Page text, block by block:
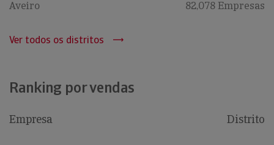
Aveiro 82,078 Empresas
Ver todos os distritos
Ranking por vendas
Empresa Distrito